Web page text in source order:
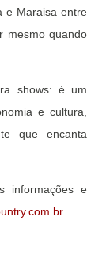
e Maraisa entre
mesmo quando
shows: é um
e cultura,
que encanta
informações e